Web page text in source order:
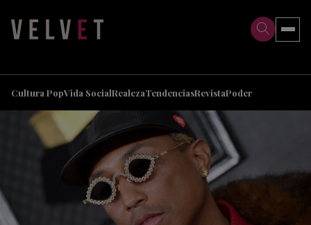
Cultura PopVida SocialRealezaTendenciasRevistaPoder